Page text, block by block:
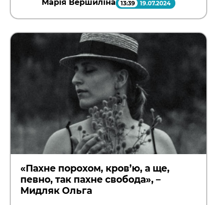
Марія Вершиліна 13:39 19.07.2024
«Пахне порохом, кров’ю, а ще,
певно, так пахне свобода», –
Мидляк Ольга